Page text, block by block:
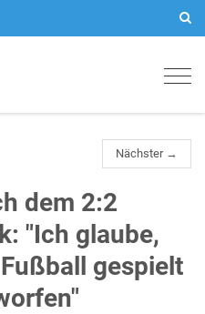
Nächster →
dem 2:2
"Ich glaube,
gespielt